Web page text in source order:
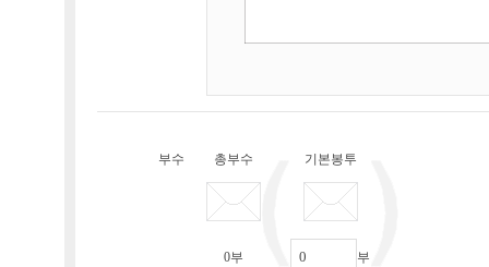
부수 총부수
0부
기본봉투
부